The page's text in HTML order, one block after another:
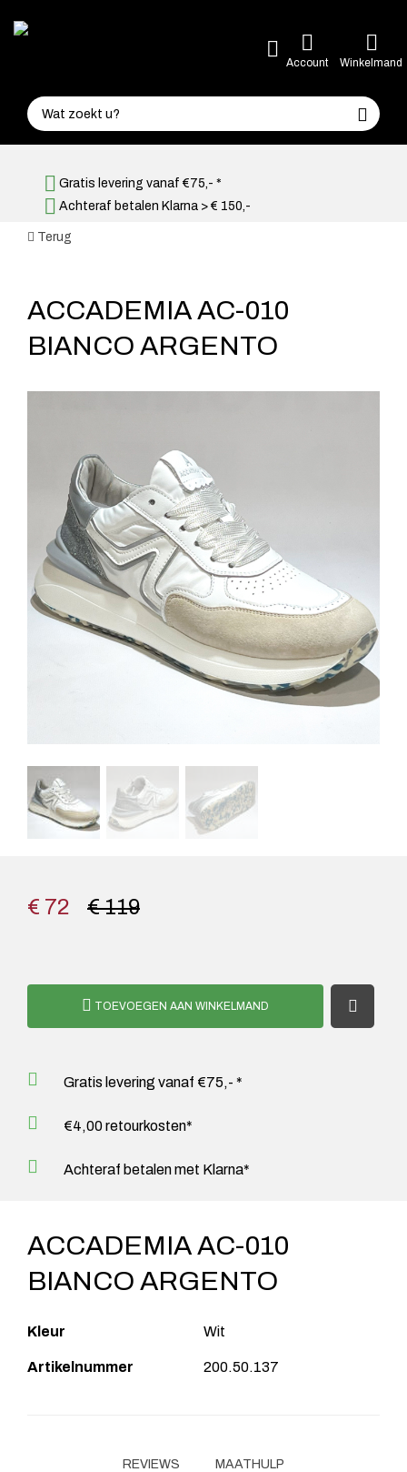
Account Winkelmand
Gratis levering vanaf €75,- *
Achteraf betalen Klarna > € 150,-
Terug
ACCADEMIA AC-010
BIANCO ARGENTO
€ 119
€ 72
TOEVOEGEN AAN WINKELMAND
Gratis levering vanaf €75,- *
€4,00 retourkosten*
Achteraf betalen met Klarna*
ACCADEMIA AC-010
BIANCO ARGENTO
Kleur Wit
Artikelnummer 200.50.137
REVIEWS MAATHULP